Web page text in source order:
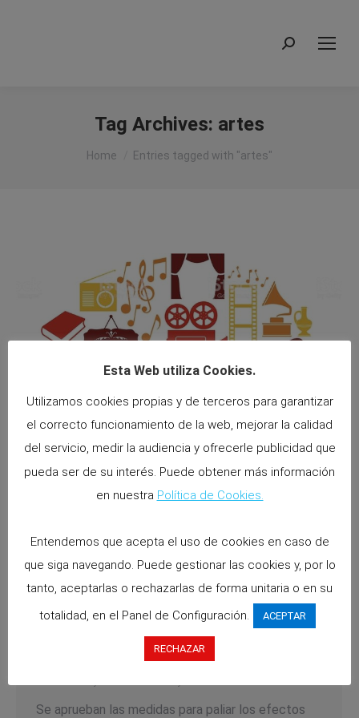
Search:
Tag Archives: artes
You are here:
Home Entries tagged with "artes"
R.D. 17/2020, de 5 de mayo: medidas
«anti Covid-19» destinadas al Sector
de la Cultura y el Arte.
Se aprueban las medidas para paliar los efectos
Esta Web utiliza Cookies.
Utilizamos cookies propias y de terceros para garantizar
el correcto funcionamiento de la web, mejorar la calidad
del servicio, medir la audiencia y ofrecerle publicidad que
pueda ser de su interés. Puede obtener más información
en nuestra Política de Cookies.
Entendemos que acepta el uso de cookies en caso de
que siga navegando. Puede gestionar las cookies y, por lo
tanto, aceptarlas o rechazarlas de forma unitaria o en su
totalidad, en el Panel de Configuración.
ACEPTAR
RECHAZAR